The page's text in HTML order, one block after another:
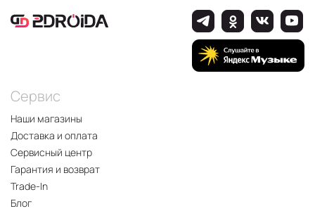
Сервис
Наши магазины
Доставка и оплата
Сервисный центр
Гарантия и возврат
Trade-In
Блог